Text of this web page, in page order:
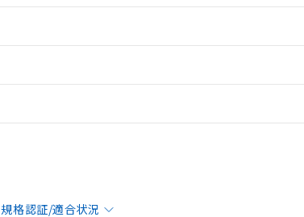
規格認証/適合状況